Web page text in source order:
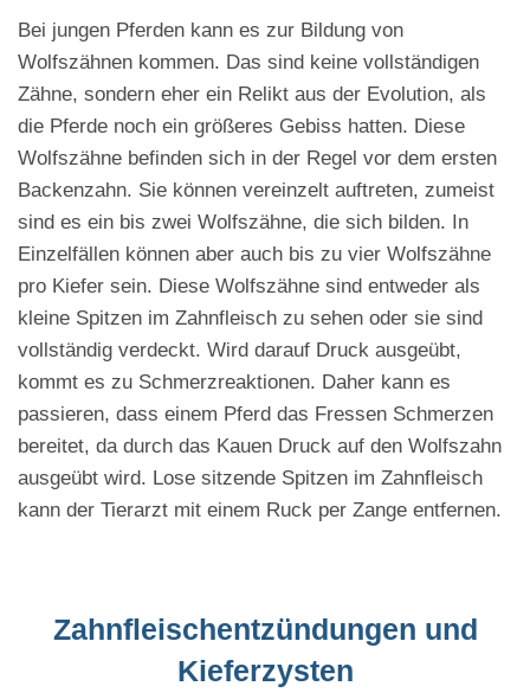
Bei jungen Pferden kann es zur Bildung von
Wolfszähnen kommen. Das sind keine vollständigen
Zähne, sondern eher ein Relikt aus der Evolution, als
die Pferde noch ein größeres Gebiss hatten. Diese
Wolfszähne befinden sich in der Regel vor dem ersten
Backenzahn. Sie können vereinzelt auftreten, zumeist
sind es ein bis zwei Wolfszähne, die sich bilden. In
Einzelfällen können aber auch bis zu vier Wolfszähne
pro Kiefer sein. Diese Wolfszähne sind entweder als
kleine Spitzen im Zahnfleisch zu sehen oder sie sind
vollständig verdeckt. Wird darauf Druck ausgeübt,
kommt es zu Schmerzreaktionen. Daher kann es
passieren, dass einem Pferd das Fressen Schmerzen
bereitet, da durch das Kauen Druck auf den Wolfszahn
ausgeübt wird. Lose sitzende Spitzen im Zahnfleisch
kann der Tierarzt mit einem Ruck per Zange entfernen.
Zahnfleischentzündungen und
Kieferzysten